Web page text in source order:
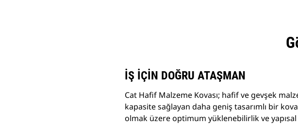
İŞ İÇİN DOĞRU ATAŞMAN
Cat Hafif Malzeme Kovası; hafif ve gevşek
kapasite sağlayan daha geniş tasarımlı bir
olmak üzere optimum yüklenebilirlik ve